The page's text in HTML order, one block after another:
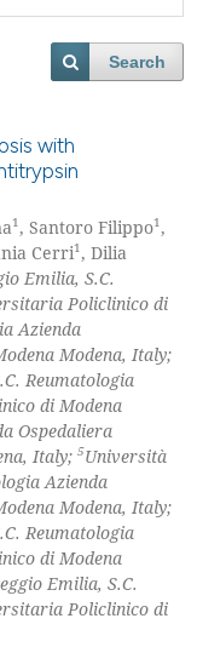
Search
with
1, Santoro Filippo1,
Cerri1, Dilia
Emilia, S.C.
Policlinico di
Azienda
Modena, Italy;
Reumatologia
di Modena
Ospedaliera
Italy;5Università
Azienda
Modena, Italy;
Reumatologia
di Modena
Emilia, S.C.
Policlinico di